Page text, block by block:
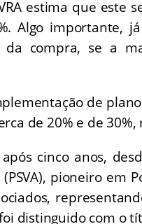
estima que este
Algo importante,
da compra, se a
de
de 20% e de
cinco anos,
pioneiro em
distinguido com o